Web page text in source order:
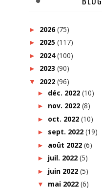
► 2026(75)
► 2025 (117)
► 2024(100)
► 2023 (90)
▼ 2022 (96)
► déc. 2022 (10)
► nov. 2022 (8)
► oct. 2022 (10)
► sept. 2022 (19)
► août 2022 (6)
► juil. 2022 (5)
► juin 2022 (5)
▼ mai 2022 (6)